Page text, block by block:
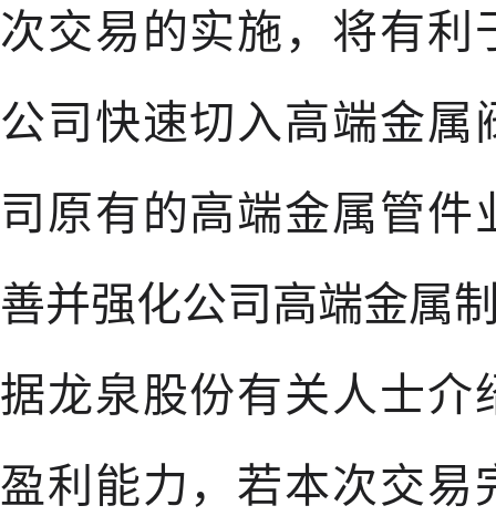
次交易的实施，将有利
公司快速切入高端金属
司原有的高端金属管
善并强化公司高端金属
据龙泉股份有关人士介
盈利能力，若本次交易